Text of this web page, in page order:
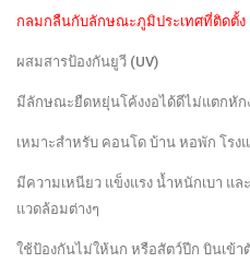
กลมกลืนกับลักษณะภูมิประเทศที่ติดตั้ง
ผสมสารป้องกันยูวี (UV)
มีลักษณะยืดหยุ่นโค้งงอได้ดีไม่แตกหัก
เหมาะสำหรับ คอนโด บ้าน หอพัก โรง
มีความเหนียว แข็งแรง น้ำหนักเบา แ
แวดล้อมต่างๆ
ใช้ป้องกันไม่ให้นก หรือสัตว์ปีก บินเข้า